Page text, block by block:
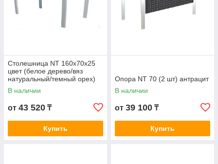
Столешница NT 160х70х25
цвет (белое дерево/вяз
натуральный/темный орех)
В наличии
от 43 520 ₸
Купить
Опора NT 70 (2 шт) антрацит
В наличии
от 39 100 ₸
Купить